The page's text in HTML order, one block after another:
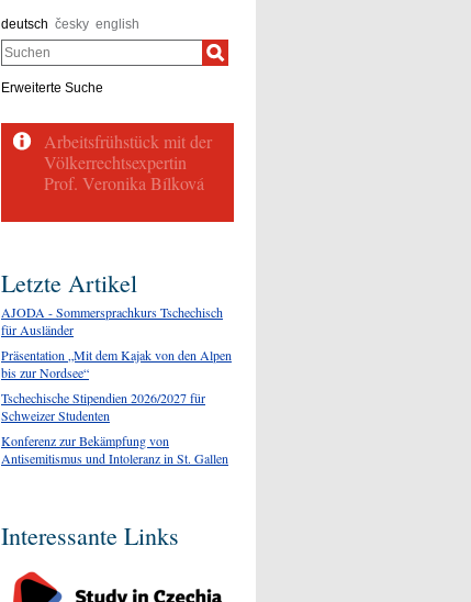
deutsch česky english
Suchen
Erweiterte Suche
Letzte Artikel
AJODA - Sommersprachkurs Tschechisch
für Ausländer
Präsentation „Mit dem Kajak von den Alpen
bis zur Nordsee“
Tschechische Stipendien 2026/2027 für
Schweizer Studenten
Konferenz zur Bekämpfung von
Antisemitismus und Intoleranz in St. Gallen
Interessante Links